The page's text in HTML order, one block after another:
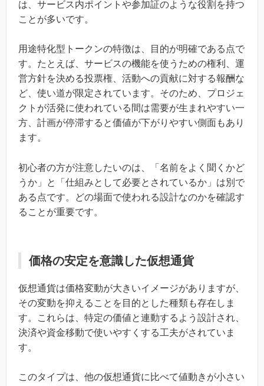
は、サービス内ポイントや参加証のような役割を持つ
ことが多いです。
用途特化型トークンの特徴は、目的が明確である点で
す。たとえば、サービスの機能を使うための権利、運
営方針を決める投票権、活動への貢献に対する報酬な
ど、使い道が限定されています。そのため、プロジェ
クトが活発に使われている間は需要が生まれやすい一
方、計画が停滞すると価値が下がりやすい側面もあり
ます。
初心者の方が注意したいのは、「名前をよく聞くかど
うか」と「仕組みとして必要とされているか」は別で
ある点です。どの場面で使われる設計なのかを確認す
ることが重要です。
価格の安定を意識した仮想通貨
仮想通貨は価格変動が大きいイメージがありますが、
その変動を抑えることを目的とした種類も存在しま
す。これらは、特定の価値と連動するよう設計され、
決済や資金移動で使いやすくする工夫がされていま
す。
このタイプは、他の仮想通貨に比べて値動きが小さい